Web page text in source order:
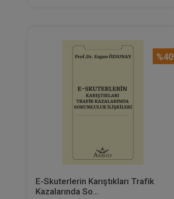
%40
E-Skuterlerin Karıştıkları Trafik
Kazalarında So...